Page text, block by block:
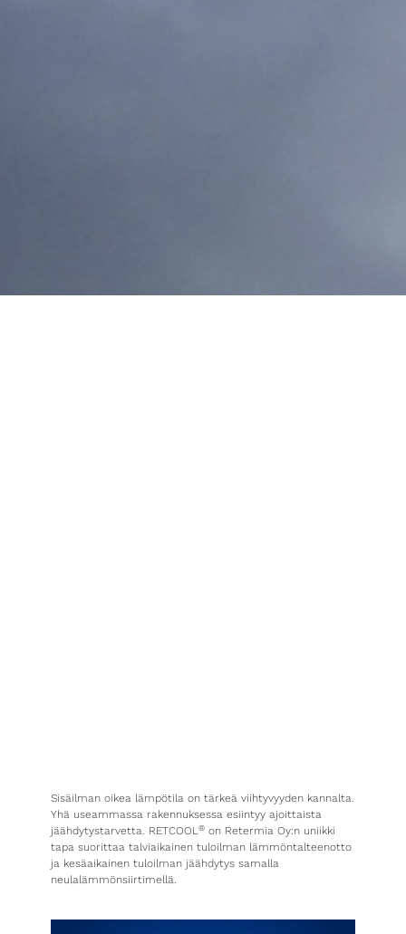
Sisäilman oikea lämpötila on tärkeä viihtyvyyden kannalta.
Yhä useammassa rakennuksessa esiintyy ajoittaista
jäähdytystarvetta. RETCOOL®on Retermia Oy:n uniikki
tapa suorittaa talviaikainen tuloilman lämmöntalteenotto
ja kesäaikainen tuloilman jäähdytys samalla
neulalämmönsiirtimellä.